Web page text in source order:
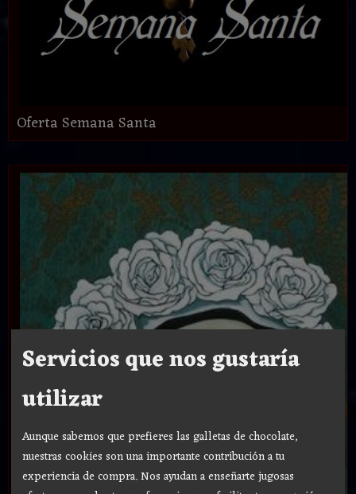
Oferta Semana Santa
Servicios que nos gustaría
utilizar
Aunque sabemos que prefieres las galletas de chocolate,
nuestras cookies son una importante contribución a tu
experiencia de compra. Nos ayudan a enseñarte jugosas